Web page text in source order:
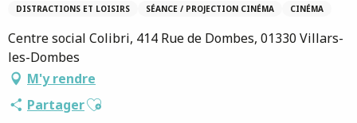
DISTRACTIONS ET LOISIRS SÉANCE / PROJECTION CINÉMA CINÉMA
Centre social Colibri, 414 Rue de Dombes, 01330 Villars-
les-Dombes
M'y rendre
PartagerAjouter aux favoris